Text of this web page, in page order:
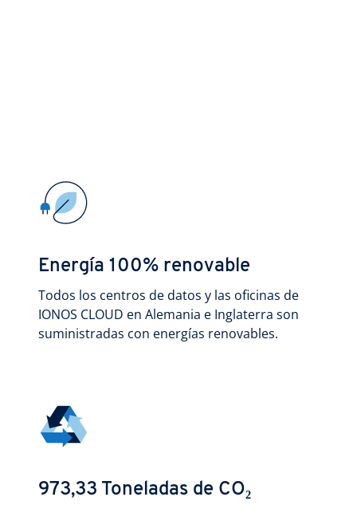
Energía 100% renovable
Todos los centros de datos y las oficinas de
IONOS CLOUD en Alemania e Inglaterra son
suministradas con energías renovables.
973,33 Toneladas de CO₂